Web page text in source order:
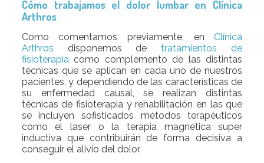
Cómo trabajamos el dolor lumbar en Clínica
Arthros
Como comentamos previamente, en Clínica
Arthros disponemos detratamientos de
fisioterapiacomo complemento de las distintas
técnicas que se aplican en cada uno de nuestros
pacientes, y dependiendo de las características de
su enfermedad causal, se realizan distintas
técnicas de fisioterapia y rehabilitación en las que
se incluyen sofisticados métodos terapéuticos
como el laser o la terapia magnética super
inductiva que contribuirán de forma decisiva a
conseguir el alivio del dolor.